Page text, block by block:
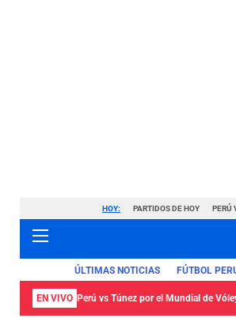
HOY: PARTIDOS DE HOY PERÚ
ÚLTIMAS NOTICIAS FÚTBOL
EN VIVO Perú vs Túnez por el Mundial de